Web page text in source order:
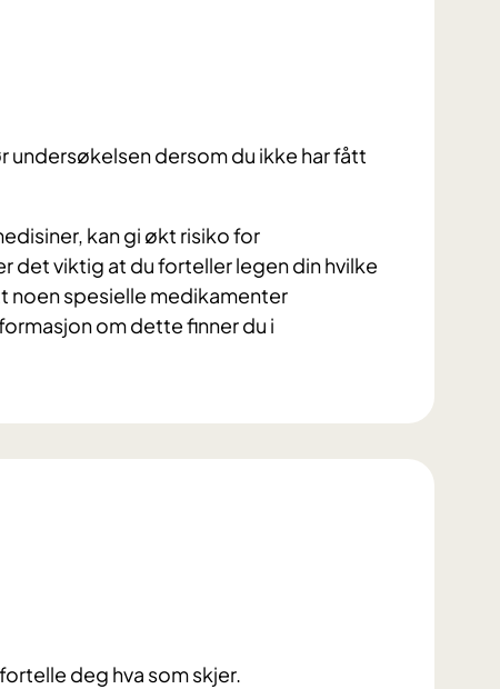
undersøkelsen dersom du ikke har fått
kan gi økt risiko for
det viktig at du forteller legen din hvilke
noen spesielle medikamenter
om dette finner du i
deg hva som skjer.